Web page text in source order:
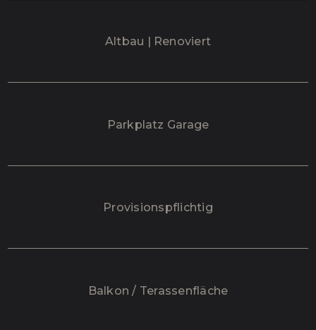
Altbau | Renoviert
Parkplatz Garage
Provisionspflichtig
Balkon / Terassenfläche